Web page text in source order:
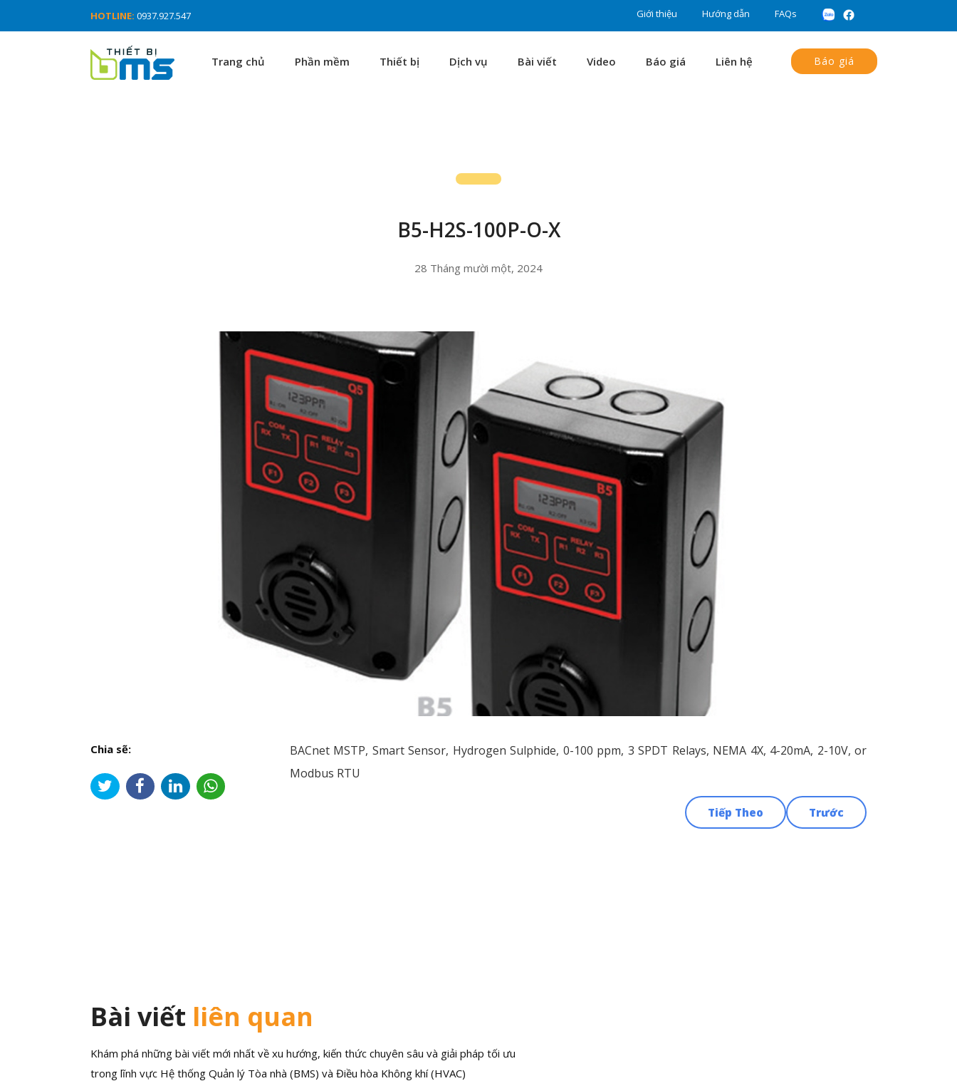
HOTLINE: 0937.927.547 Giới thiệu Hướng dẫn FAQs
Trang chủ Phần mềm Thiết bị Dịch vụ Bài viết Video Báo giá Liên hệ Báo giá
B5-H2S-100P-O-X
28 Tháng mười một, 2024
Chia sẽ:
BACnet MSTP, Smart Sensor, Hydrogen Sulphide, 0-100 ppm, 3 SPDT Relays, NEMA 4X, 4-20mA, 2-10V, or
Modbus RTU
Trước
Tiếp Theo
Bài viết liên quan
Khám phá những bài viết mới nhất về xu hướng, kiến thức chuyên sâu và giải pháp tối ưu
trong lĩnh vực Hệ thống Quản lý Tòa nhà (BMS) và Điều hòa Không khí (HVAC)